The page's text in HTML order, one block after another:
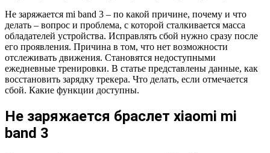
Не заряжается mi band 3 – по какой причине, почему и что
делать – вопрос и проблема, с которой сталкивается масса
обладателей устройства. Исправлять сбой нужно сразу после
его проявления. Причина в том, что нет возможности
отслеживать движения. Становятся недоступными
ежедневные тренировки. В статье представлены данные, как
восстановить зарядку трекера. Что делать, если отмечается
сбой. Какие функции доступны.
Не заряжается браслет xiaomi mi
band 3